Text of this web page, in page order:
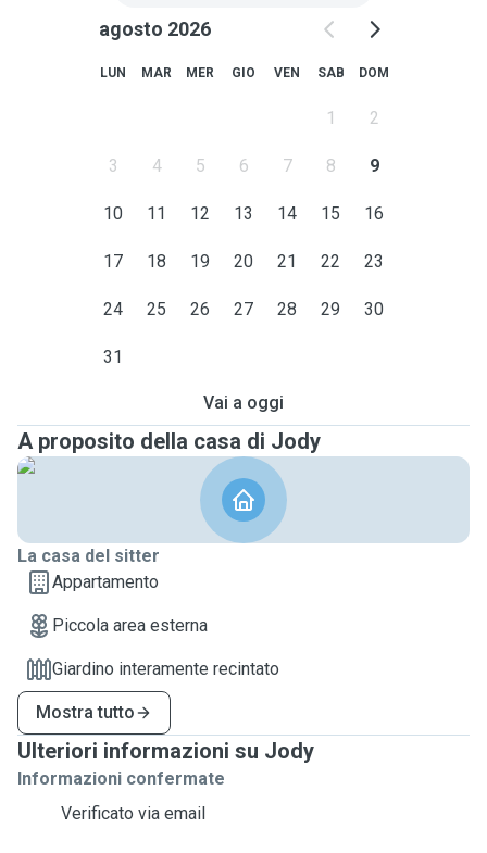
agosto 2026
LUN MAR MER GIO VEN SAB DOM
1 2
3 4 5 6 7 8 9
10 11 12 13 14 15 16
17 18 19 20 21 22 23
24 25 26 27 28 29 30
31
Vai a oggi
A proposito della casa di Jody
La casa del sitter
Appartamento
Piccola area esterna
Giardino interamente recintato
Mostra tutto
Ulteriori informazioni su Jody
Informazioni confermate
Verificato via email